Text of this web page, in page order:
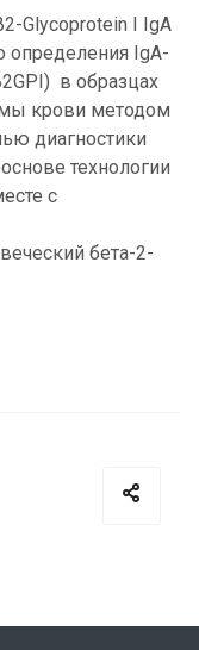
Glycoprotein I IgA
определения IgA-
в образцах
крови методом
диагностики
технологии
с
бета-2-